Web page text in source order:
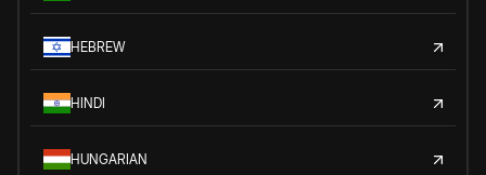
HEBREW
HINDI
HUNGARIAN